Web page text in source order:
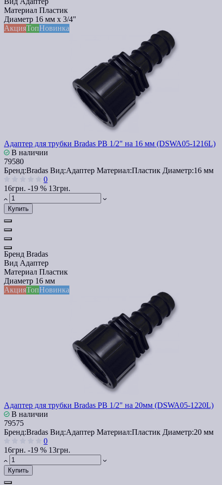
Материал Пластик
Диаметр 16 мм x 3/4"
АкцияТопНовинка
Адаптер для трубки Bradas РВ 1/2" на 16 мм (DSWA05-1216L)
В наличии
79580
Бренд:Bradas Вид:Адаптер Материал:Пластик Диаметр:16 мм
0
16грн. -19 % 13грн.
Купить
Бренд Bradas
Вид Адаптер
Материал Пластик
Диаметр 16 мм
АкцияТопНовинка
Адаптер для трубки Bradas РВ 1/2" на 20мм (DSWA05-1220L)
В наличии
79575
Бренд:Bradas Вид:Адаптер Материал:Пластик Диаметр:20 мм
0
16грн. -19 % 13грн.
Купить